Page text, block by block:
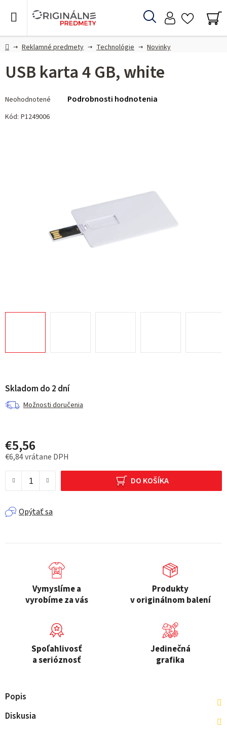
Hľadať
DomovReklamné predmety Technológie Novinky
Skladom do 2 dní
Možnosti doručenia
€5,56
€6,84 vrátane DPH
DO KOŠÍKA
Opýtať sa
USB karta 4 GB, white
hodnotenie
produktu
Neohodnotené Podrobnosti hodnotenia
Kód: P1249006
Vymyslíme a
vyrobíme za vás
Produkty
v originálnom balení
Spoľahlivosť
a serióznosť
Jedinečná
grafika
Popis
Diskusia